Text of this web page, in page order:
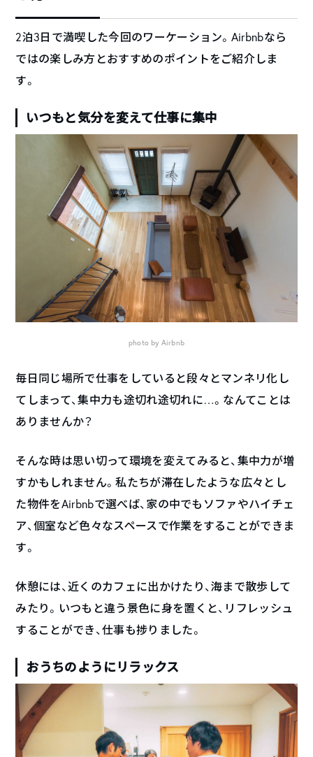
2泊3日で満喫した今回のワーケーション。Airbnbなら
ではの楽しみ方とおすすめのポイントをご紹介しま
す。
いつもと気分を変えて仕事に集中
photo by Airbnb
毎日同じ場所で仕事をしていると段々とマンネリ化し
てしまって、集中力も途切れ途切れに…。なんてことは
ありませんか？
そんな時は思い切って環境を変えてみると、集中力が増
すかもしれません。私たちが滞在したような広々とし
た物件をAirbnbで選べば、家の中でもソファやハイチェ
ア、個室など色々なスペースで作業をすることができま
す。
休憩には、近くのカフェに出かけたり、海まで散歩して
みたり。いつもと違う景色に身を置くと、リフレッシュ
することができ、仕事も捗りました。
おうちのようにリラックス